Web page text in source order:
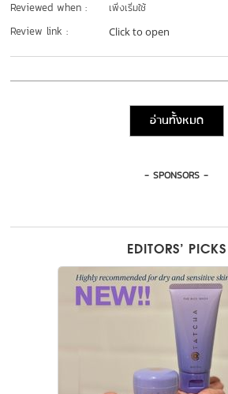
Reviewed when : เพิ่งเริ่มใช้
Review link : Click to open
อ่านทั้งหมด
- SPONSORS -
EDITORS’ PICKS